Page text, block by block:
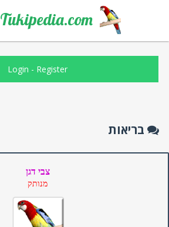
Tukipedia.com
Login - Register
בריאות
צבי דגן
מנותק